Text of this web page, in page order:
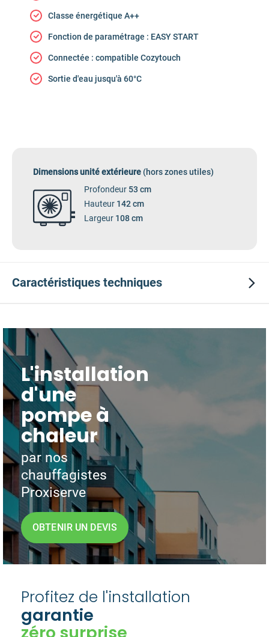
Classe énergétique A++
Fonction de paramétrage : EASY START
Connectée : compatible Cozytouch
Sortie d'eau jusqu'à 60°C
Dimensions unité extérieure (hors zones utiles)
Profondeur 53 cm
Hauteur 142 cm
Largeur 108 cm
Caractéristiques techniques
L'installation
d'une
pompe à
chaleur
par nos
chauffagistes
Proxiserve
OBTENIR UN DEVIS
Profitez de l'installation
garantie
zéro surprise